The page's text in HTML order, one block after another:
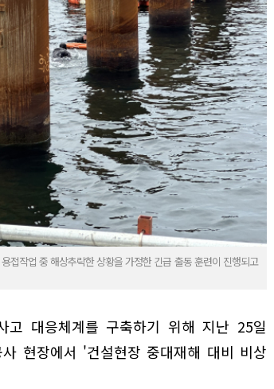
접작업 중 해상추락한 상황을 가정한 긴급 출동 훈련이 진행되고
고 대응체계를 구축하기 위해 지난 25일
현장에서 '건설현장 중대재해 대비 비상